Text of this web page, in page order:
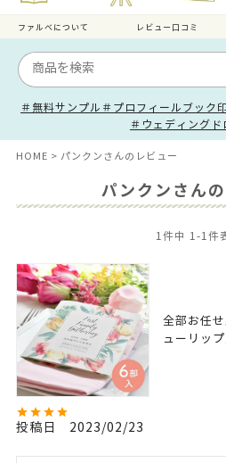
ファルべについて レビュー口コミ
＃無料サンプル ＃プロフィールブック
＃ウェディングド
HOME パンクンさんのレビュー
パンクンさん
1 件中 1 -1 件
全部お任
ューリッ
投稿日 2023/02/23